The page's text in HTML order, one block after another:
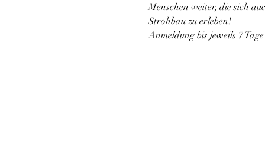
Menschen weiter, die sich
Strohbau zu erleben!
Anmeldung bis jeweils 7